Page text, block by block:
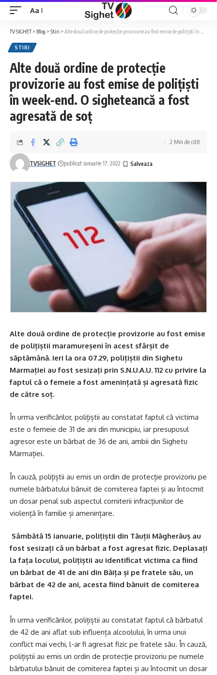
Font
Resizer
Aa
TV SIGHET> Blog > Stiri > Alte două ordine de protecție provizorie au fost emise de polițiști în week-end. O sigheteancă a fost agresată de soț
STIRI
Alte două ordine de protecție
provizorie au fost emise de polițiști
în week-end. O sigheteancă a fost
agresată de soț
TVSIGHET publicat ianuarie 17, 2022
2 Min de citit
Alte două ordine de protecție provizorie au fost emise
de polițiștii maramureșeni în acest sfârșit de
săptămână. Ieri la ora 07.29, polițiștii din Sighetu
Marmației au fost sesizați prin S.N.U.A.U. 112 cu privire la
faptul că o femeie a fost amenințată și agresată fizic
de către soț.
În urma verificărilor, polițiștii au constatat faptul că victima
este o femeie de 31 de ani din municipiu, iar presupusul
agresor este un bărbat de 36 de ani, ambii din Sighetu
Marmației.
În cauză, polițiștii au emis un ordin de protecție provizoriu pe
numele bărbatului bănuit de comiterea faptei și au întocmit
un dosar penal sub aspectul comiterii infracțiunilor de
violență în familie și amenințare.
Sâmbătă 15 ianuarie, polițiștii din Tăuții Măgherăuș au
fost sesizați că un bărbat a fost agresat fizic. Deplasați
la fața locului, polițiștii au identificat victima ca fiind
un bărbat de 41 de ani din Băița și pe fratele său, un
bărbat de 42 de ani, acesta fiind bănuit de comiterea
faptei.
În urma verificărilor, polițiștii au constatat faptul că bărbatul
de 42 de ani aflat sub influența alcoolului, în urma unui
conflict mai vechi, l-ar fi agresat fizic pe fratele său. În cauză,
polițiștii au emis un ordin de protecție provizoriu pe numele
bărbatului bănuit de comiterea faptei și au întocmit un dosar